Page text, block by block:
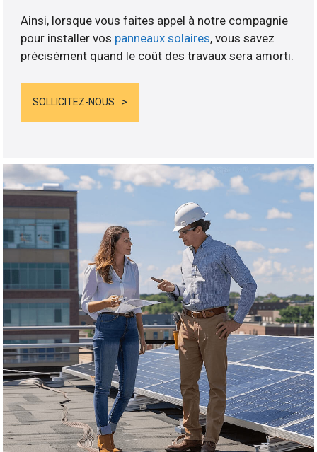
Ainsi, lorsque vous faites appel à notre compagnie
pour installer vos panneaux solaires, vous savez
précisément quand le coût des travaux sera amorti.
SOLLICITEZ-NOUS